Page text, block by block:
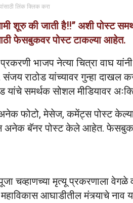
लिंक क्लिक करा
शूरु की जाती है!!” अशी पोस्ट
फेसबुकवर पोस्ट टाकल्या आहेत.
भाजप नेत्या चित्रा वाघ
राठोड यांच्यावर गुन्हा दाखल
यांचे समर्थक सोशल मीडियावर
फोटो, मेसेज, कमेंट्स पोस्ट
अनेक बॅनर पोस्ट केले आहेत.
पूजा चव्हाणच्या मृत्यू प्रकरणाला
आघाडीतील मंत्र्याचे नाव